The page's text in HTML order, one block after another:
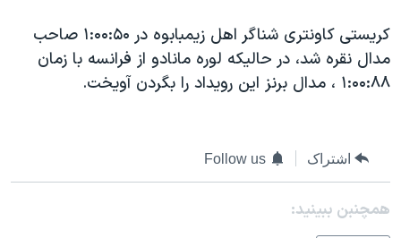
اعتراضات مردمی آبان ۹۸
اسرائیل در جنگ
صفحه‌های ویژه
سفر پرزیدنت ترامپ به چین
کريستی کاونتری شناگر اهل زيمبابوه در ۱:۰۰:۵۰ صاحب
مدال نقره شد، در حاليکه لوره مانادو از فرانسه با زمان
۱:۰۰:۸۸ ، مدال برنز اين رويداد را بگردن آويخت.
اشتراک Follow us
همچنبن ببینید: